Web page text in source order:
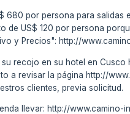
680 por persona para
de US$ 120 por persona
y Precios": http://
recojo en su hotel en
a revisar la página http://
clientes, previa solicitud.
llevar: http://www.camino-